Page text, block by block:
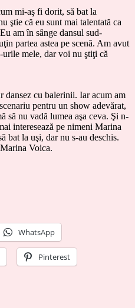
mi-aş fi dorit, să bat la
ştie că eu sunt mai talentată ca
am în sânge dansul sud-
partea astea pe scenă. Am avut
mele, dar voi nu ştiţi că
cu balerinii. Iar acum am
pentru un show adevărat,
să nu vadă lumea aşa ceva. Şi n-
interesează pe nimeni Marina
bat la uşi, dar nu s-au deschis.
Voica.
WhatsApp
Pinterest